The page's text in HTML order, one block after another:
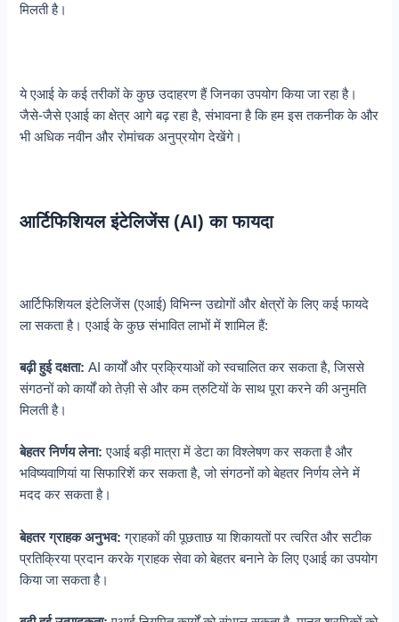
मिलती है।
ये एआई के कई तरीकों के कुछ उदाहरण हैं जिनका उपयोग किया जा रहा है।
जैसे-जैसे एआई का क्षेत्र आगे बढ़ रहा है, संभावना है कि हम इस तकनीक के और
भी अधिक नवीन और रोमांचक अनुप्रयोग देखेंगे।
आर्टिफिशियल इंटेलिजेंस (AI) का फायदा
आर्टिफिशियल इंटेलिजेंस (एआई) विभिन्न उद्योगों और क्षेत्रों के लिए कई फायदे
ला सकता है। एआई के कुछ संभावित लाभों में शामिल हैं:
बढ़ी हुई दक्षता: AI कार्यों और प्रक्रियाओं को स्वचालित कर सकता है, जिससे
संगठनों को कार्यों को तेज़ी से और कम त्रुटियों के साथ पूरा करने की अनुमति
मिलती है।
बेहतर निर्णय लेना: एआई बड़ी मात्रा में डेटा का विश्लेषण कर सकता है और
भविष्यवाणियां या सिफारिशें कर सकता है, जो संगठनों को बेहतर निर्णय लेने में
मदद कर सकता है।
बेहतर ग्राहक अनुभव: ग्राहकों की पूछताछ या शिकायतों पर त्वरित और सटीक
प्रतिक्रिया प्रदान करके ग्राहक सेवा को बेहतर बनाने के लिए एआई का उपयोग
किया जा सकता है।